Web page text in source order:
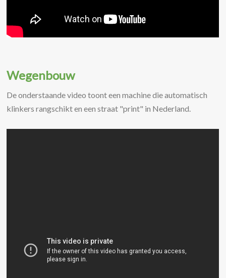
Wegenbouw
De onderstaande video toont een machine die automatisch
klinkers rangschikt en een straat "print" in Nederland.